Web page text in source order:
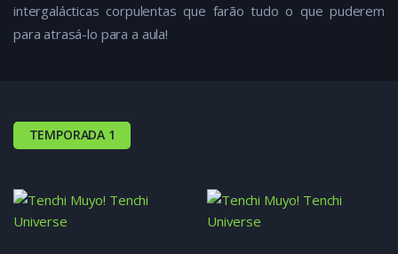
intergalácticas corpulentas que farão tudo o que puderem
para atrasá-lo para a aula!
TEMPORADA 1